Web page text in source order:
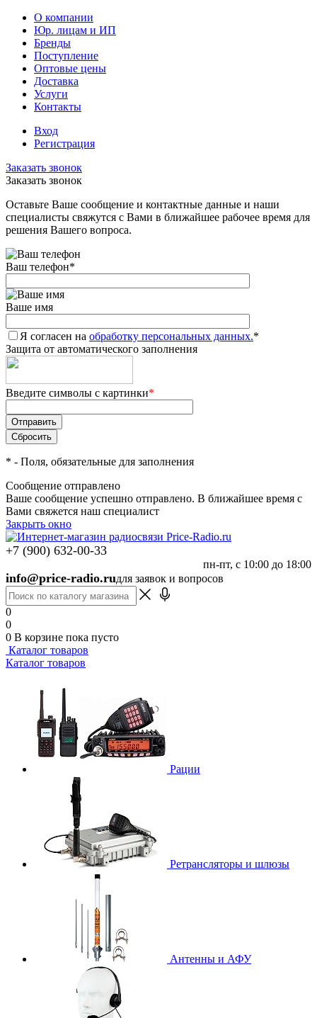
О компании
Юр. лицам и ИП
Бренды
Поступление
Оптовые цены
Доставка
Услуги
Контакты
Вход
Регистрация
Заказать звонок
Заказать звонок
Оставьте Ваше сообщение и контактные данные и наши
специалисты свяжутся с Вами в ближайшее рабочее время для
решения Вашего вопроса.
Ваш телефон*
Ваше имя
Я согласен на обработку персональных данных.*
Защита от автоматического заполнения
Введите символы с картинки*
* - Поля, обязательные для заполнения
Сообщение отправлено
Ваше сообщение успешно отправлено. В ближайшее время с
Вами свяжется наш специалист
Закрыть окно
+7 (900) 632-00-33
пн-пт, с 10:00 до 18:00
info@price-radio.ruдля заявок и вопросов
0
0
0 В корзине пока пусто
Каталог товаров
Каталог товаров
Рации
Ретрансляторы и шлюзы
Антенны и АФУ